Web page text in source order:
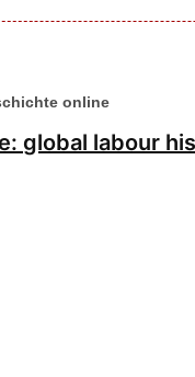
online
global labour